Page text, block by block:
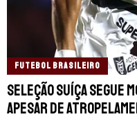
FUTEBOL BRASILEIRO
Seleção Suíça segue
apesar de